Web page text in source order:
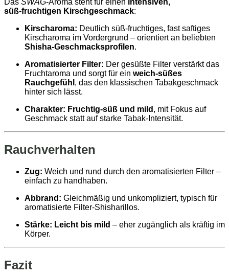
Das SWAG‑Aroma steht für einen intensiven,
süß‑fruchtigen Kirschgeschmack:
Kirscharoma: Deutlich süß‑fruchtiges, fast saftiges
Kirscharoma im Vordergrund – orientiert an beliebten
Shisha‑Geschmacksprofilen.
Aromatisierter Filter: Der gesüßte Filter verstärkt das
Fruchtaroma und sorgt für ein weich‑süßes
Rauchgefühl , das den klassischen Tabakgeschmack
hinter sich lässt.
Charakter: Fruchtig‑süß und mild , mit Fokus auf
Geschmack statt auf starke Tabak‑Intensität.
Rauchverhalten
Zug: Weich und rund durch den aromatisierten Filter –
einfach zu handhaben.
Abbrand: Gleichmäßig und unkompliziert, typisch für
aromatisierte Filter‑Shisharillos.
Stärke: Leicht bis mild – eher zugänglich als kräftig im
Körper.
Fazit